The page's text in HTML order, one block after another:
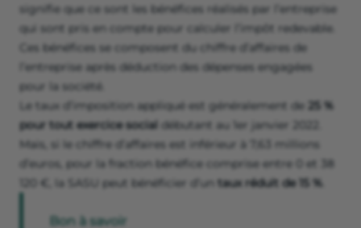
signifie que ce sont les bénéfices réalisés par l’entreprise
qui sont pris en compte pour calculer l’impôt redevable.
Ces bénéfices se composent du chiffre d’affaires de
l’entreprise après déduction des dépenses engagées
pour la société.
Le taux d’imposition appliqué est généralement de 25 %
pour tout exercice social débutant au 1er janvier 2022.
Mais, si le chiffre d’affaires est inférieur à 7,63 millions
d’euros, pour la fraction bénéfice comprise entre 0 et 38
120 €, la SASU peut bénéficier d’un taux réduit de 15 %
Bon à savoir